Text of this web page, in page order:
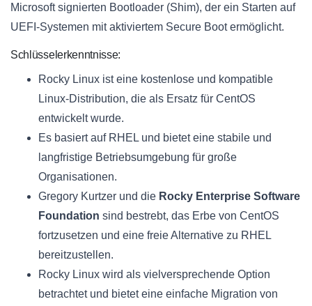
Microsoft signierten Bootloader (Shim), der ein Starten auf
UEFI-Systemen mit aktiviertem Secure Boot ermöglicht.
Schlüsselerkenntnisse:
Rocky Linux ist eine kostenlose und kompatible
Linux-Distribution, die als Ersatz für CentOS
entwickelt wurde.
Es basiert auf RHEL und bietet eine stabile und
langfristige Betriebsumgebung für große
Organisationen.
Gregory Kurtzer und die Rocky Enterprise Software
Foundation sind bestrebt, das Erbe von CentOS
fortzusetzen und eine freie Alternative zu RHEL
bereitzustellen.
Rocky Linux wird als vielversprechende Option
betrachtet und bietet eine einfache Migration von